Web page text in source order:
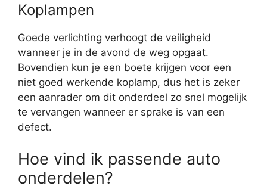
Koplampen
Goede verlichting verhoogt de veiligheid
wanneer je in de avond de weg opgaat.
Bovendien kun je een boete krijgen voor een
niet goed werkende koplamp, dus het is zeker
een aanrader om dit onderdeel zo snel mogelijk
te vervangen wanneer er sprake is van een
defect.
Hoe vind ik passende auto
onderdelen?